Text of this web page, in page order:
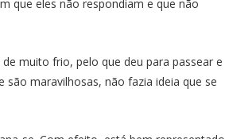
que eles não respondiam e que não
muito frio, pelo que deu para passear e
maravilhosas, não fazia ideia que se